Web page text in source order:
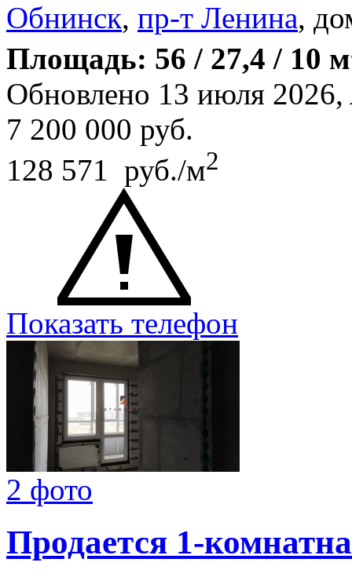
Обнинск, пр-т Ленина,
Площадь: 56 / 27,4 / 10 м
Обновлено 13 июля 2026,
7 200 000 руб.
128 571 руб./м2
Показать телефон
2 фото
Продается 1-